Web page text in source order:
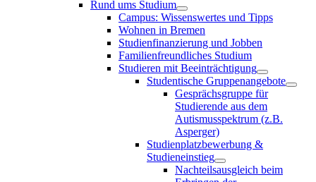
Rund ums Studium
Campus: Wissenswertes und Tipps
Wohnen in Bremen
Studienfinanzierung und Jobben
Familienfreundliches Studium
Studieren mit Beeinträchtigung
Studentische Gruppenangebote
Gesprächsgruppe für
Studierende aus dem
Autismusspektrum (z.B.
Asperger)
Studienplatzbewerbung &
Studieneinstieg
Nachteilsausgleich beim